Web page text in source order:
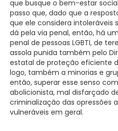
que busque o bem-estar
passo que, dado que a
que ele considera intoleráveis
dá pela via penal, então, há
penal de pessoas LGBTI, de
assola punida também pelo
estatal de proteção eficiente
logo, também a minorias e
então, superar esse senso
abolicionista, mal disfarçado
criminalização das opressões
vulneráveis em geral.